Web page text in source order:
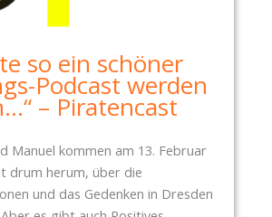
1
.
2
so ein schöner
Podcast werden
– Piratencast
Manuel kommen am 13. Februar
drum herum, über die
und das Gedenken in Dresden